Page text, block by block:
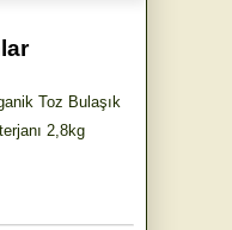
Toz Bulaşık
2,8kg